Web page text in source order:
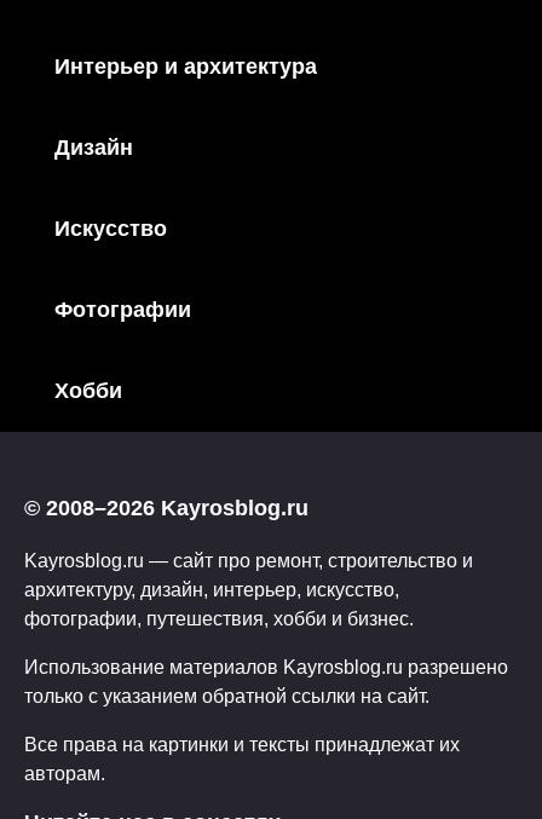
Интерьер и архитектура
Дизайн
Искусство
Фотографии
Хобби
© 2008–2026 Kayrosblog.ru
Kayrosblog.ru — сайт про ремонт, строительство и
архитектуру, дизайн, интерьер, искусство,
фотографии, путешествия, хобби и бизнес.
Использование материалов Kayrosblog.ru разрешено
только с указанием обратной ссылки на сайт.
Все права на картинки и тексты принадлежат их
авторам.